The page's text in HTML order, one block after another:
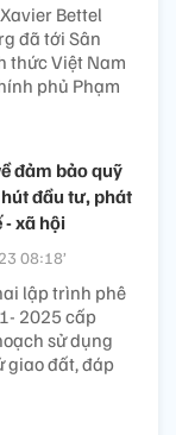
Bettel
đã tới Sân
thức Việt Nam
phủ Phạm
đảm bảo quỹ
đầu tư, phát
- xã hội
08:18’
lập trình phê
2025 cấp
sử dụng
giao đất, đáp